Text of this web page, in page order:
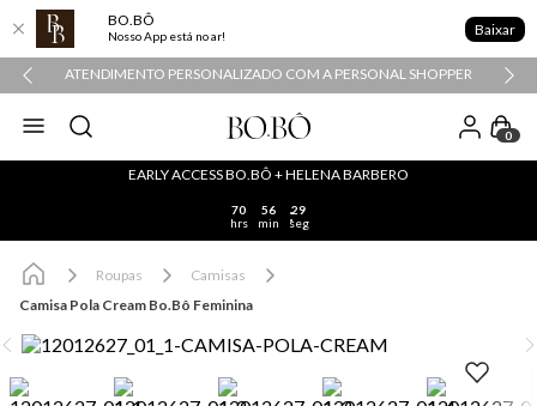
BO.BÔ
Nosso App está no ar! Baixar
ATENDIMENTO PERSONALIZADO COM A PERSONAL SHOPPER
0
EARLY ACCESS BO.BÔ + HELENA BARBERO
70
hrs
56
min
28
seg
Roupas
Camisas
Camisa Pola Cream Bo.Bô Feminina